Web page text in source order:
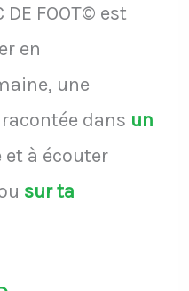
FOOT© est
en
une
dans un
à écouter
sur ta